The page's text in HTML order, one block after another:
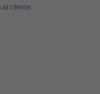
al cliente